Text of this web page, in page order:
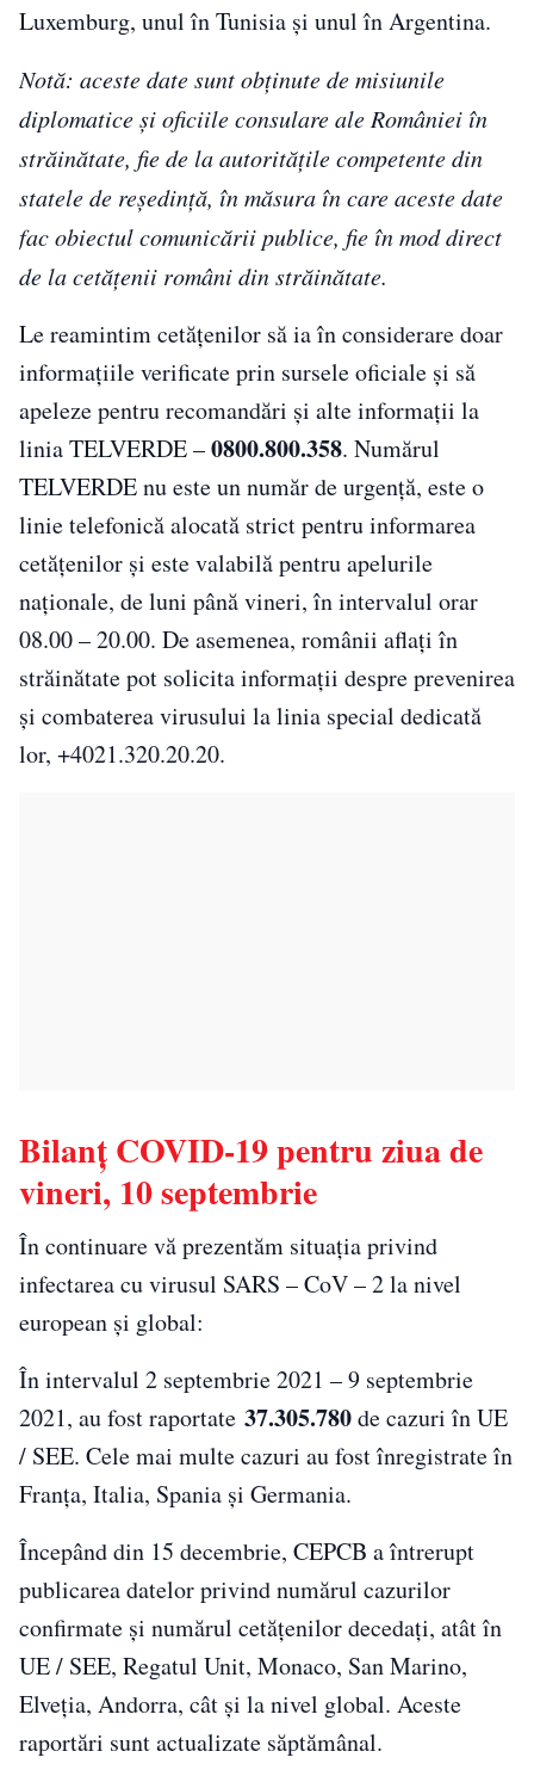
Luxemburg, unul în Tunisia și unul în Argentina.
Notă: aceste date sunt obținute de misiunile
diplomatice și oficiile consulare ale României în
străinătate, fie de la autoritățile competente din
statele de reședință, în măsura în care aceste date
fac obiectul comunicării publice, fie în mod direct
de la cetățenii români din străinătate.
Le reamintim cetățenilor să ia în considerare doar
informațiile verificate prin sursele oficiale și să
apeleze pentru recomandări și alte informații la
linia TELVERDE –0800.800.358. Numărul
TELVERDE nu este un număr de urgență, este o
linie telefonică alocată strict pentru informarea
cetățenilor și este valabilă pentru apelurile
naționale, de luni până vineri, în intervalul orar
08.00 – 20.00. De asemenea, românii aflați în
străinătate pot solicita informații despre prevenirea
și combaterea virusului la linia special dedicată
lor, +4021.320.20.20.
Bilanţ COVID-19 pentru ziua de
vineri, 10 septembrie
În continuare vă prezentăm situația privind
infectarea cu virusul SARS – CoV – 2 la nivel
european și global:
În intervalul 2 septembrie 2021 – 9 septembrie
2021, au fost raportate 37.305.780de cazuri în UE
/ SEE. Cele mai multe cazuri au fost înregistrate în
Franţa, Italia, Spania și Germania.
Începând din 15 decembrie, CEPCB a întrerupt
publicarea datelor privind numărul cazurilor
confirmate și numărul cetățenilor decedați, atât în
UE / SEE, Regatul Unit, Monaco, San Marino,
Elveția, Andorra, cât și la nivel global. Aceste
raportări sunt actualizate săptămânal.